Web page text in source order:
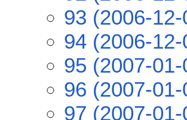
93 (2006-
94 (2006-
95 (2007-
96 (2007-
97 (2007-